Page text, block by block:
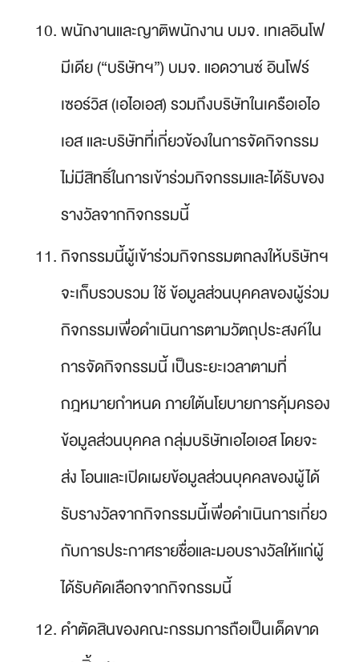
พนักงานและญาติพนักงาน บมจ. เทเลอินโฟ
มีเดีย (“บริษัทฯ”) บมจ. แอดวานซ์ อินโฟร์
เซอร์วิส (เอไอเอส) รวมถึงบริษัทในเครือเอไอ
เอส และบริษัทที่เกี่ยวข้องในการจัดกิจกรรม
ไม่มีสิทธิ์ในการเข้าร่วมกิจกรรมและได้รับของ
รางวัลจากกิจกรรมนี้
กิจกรรมนี้ผู้เข้าร่วมกิจกรรมตกลงให้บริษัทฯ
จะเก็บรวบรวม ใช้ ข้อมูลส่วนบุคคลของผู้ร่วม
กิจกรรมเพื่อดำเนินการตามวัตถุประสงค์ใน
การจัดกิจกรรมนี้ เป็นระยะเวลาตามที่
กฎหมายกำหนด ภายใต้นโยบายการคุ้มครอง
ข้อมูลส่วนบุคคล กลุ่มบริษัทเอไอเอส โดยจะ
ส่ง โอนและเปิดเผยข้อมูลส่วนบุคคลของผู้ได้
รับรางวัลจากกิจกรรมนี้เพื่อดำเนินการเกี่ยว
กับการประกาศรายชื่อและมอบรางวัลให้แก่ผู้
ได้รับคัดเลือกจากกิจกรรมนี้
คำตัดสินของคณะกรรมการถือเป็นเด็ดขาด